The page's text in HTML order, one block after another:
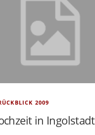
2009
in Ingolstadt